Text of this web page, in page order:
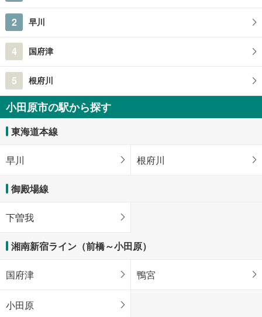
2 早川
4 国府津
5 根府川
小田原市の駅から探す
東海道本線
早川 根府川
御殿場線
下曽我
湘南新宿ライン（前橋～小田原）
国府津 鴨宮
小田原